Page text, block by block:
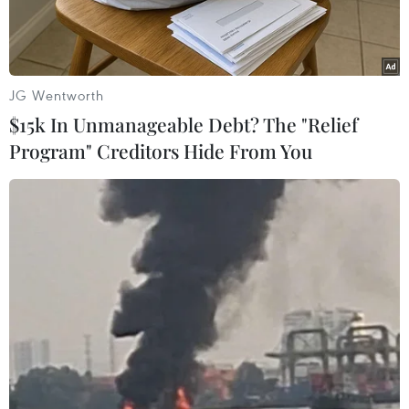
Bị cáo Nguyễn Thị Bích Thủy. (Ảnh: Thành Chung/TTXVN)
Ngày 11/4, Tòa án Nhân dân huyện Bình Chánh
(Thành phố Hồ Chí Minh) đã xét xử sơ thẩm,
tuyên phạt bị cáo Nguyễn Thị Bích Thủy (sinh
JG Wentworth
$15k In Unmanageable Debt? The "Relief
Program" Creditors Hide From You